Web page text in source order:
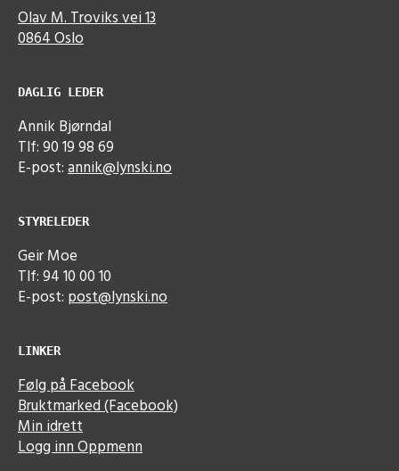
Olav M. Troviks vei 13
0864 Oslo
DAGLIG LEDER
Annik Bjørndal
Tlf: 90 19 98 69
E-post:annik@lynski.no
STYRELEDER
Geir Moe
Tlf: 94 10 00 10
E-post: post@lynski.no
LINKER
Følg på Facebook
Bruktmarked (Facebook)
Min idrett
Logg inn Oppmenn